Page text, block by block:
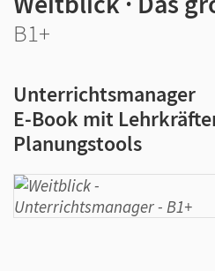
B1+
Unterrichtsmanager
E-Book mit
Planungstools